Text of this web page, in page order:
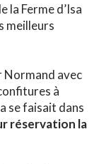
la Ferme d’Isa
meilleurs
Normand avec
à
se faisait dans
réservation la